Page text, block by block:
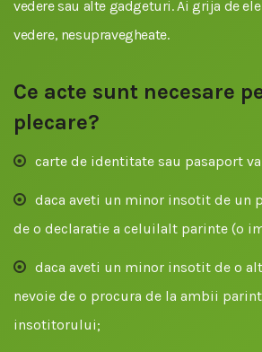
vedere sau alte gadgeturi. Ai grija de
vedere, nesupravegheate.
Ce acte sunt necesare
plecare?
carte de identitate sau pasaport
daca aveti un minor insotit de un
de o declaratie a celuilalt parinte (o
daca aveti un minor insotit de o
nevoie de o procura de la ambii
insotitorului;